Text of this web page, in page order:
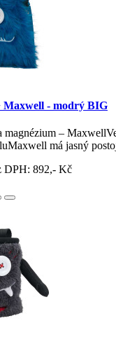
- modrý BIG
magnézium –
má jasný
DPH: 892,- Kč